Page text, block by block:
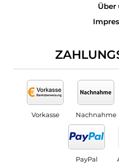
Über
Vorkasse Nachnahme
PayPal